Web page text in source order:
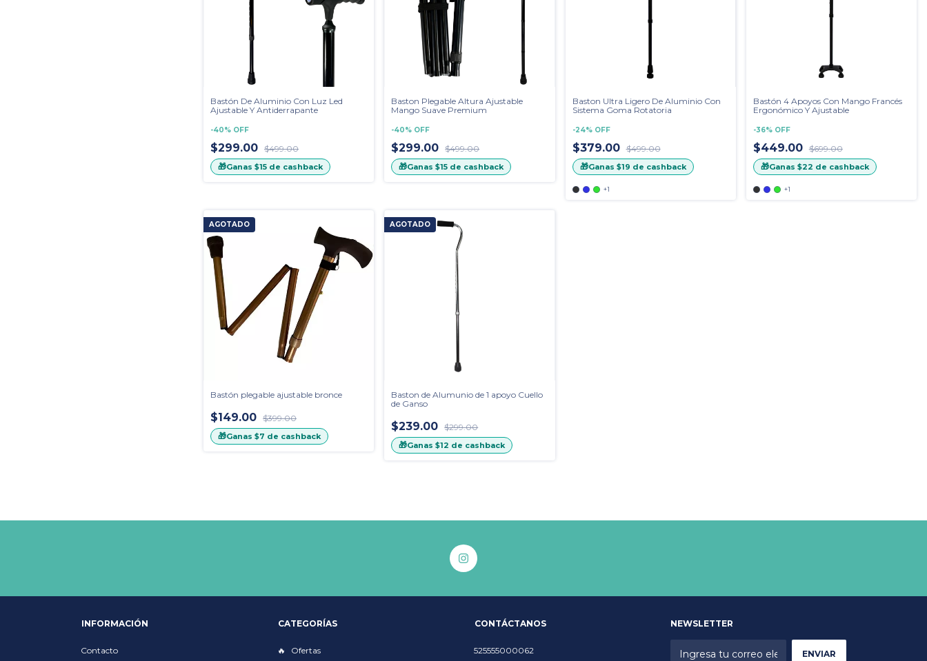
Bastón De Aluminio Con Luz Led
Ajustable Y Antiderrapante
-40% OFF
$299.00 $499.00
🎁Ganas $15 de cashback
Baston Plegable Altura Ajustable
Mango Suave Premium
-40% OFF
$299.00
$499.00
🎁Ganas$15 de cashback
Baston Ultra Ligero De Aluminio Con
Sistema Goma Rotatoria
-24% OFF
$379.00 $499.00
🎁Ganas $19 de cashback
+1
Bastón 4 Apoyos Con Mango Francés
Ergonómico Y Ajustable
-36% OFF
$449.00 $699.00
🎁Ganas $22 de cashback
+1
AGOTADO
Bastón plegable ajustable bronce
$149.00 $399.00
🎁Ganas $7 de cashback
AGOTADO
Baston de Alumunio de 1 apoyo Cuello
de Ganso
$239.00
$299.00
🎁Ganas$12 de cashback
INFORMACIÓN
Contacto
CATEGORÍAS
Ofertas
CONTÁCTANOS
525555000062
NEWSLETTER